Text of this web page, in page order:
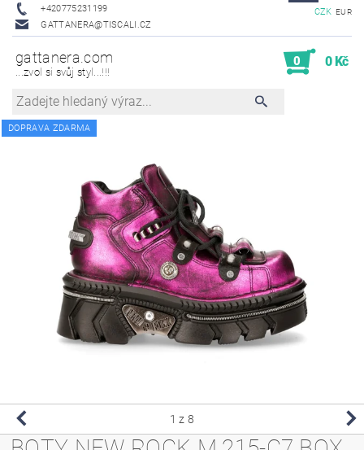
+420775231199
GATTANERA@TISCALI.CZ
CZK EUR
gattanera.com
...zvol si svůj styl...!!!
0 0 Kč
DOPRAVA ZDARMA
1 z 8